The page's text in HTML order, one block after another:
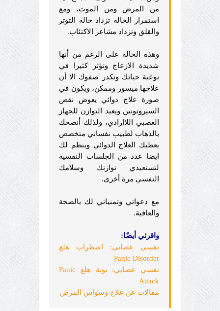
من المرض ومن الموت، ومع
استمرار الحالة تزداد حالة التوتر
والقلق وتزداد مشاعر الاكتئاب.
وهذه الحالة على الرغم من أنها
شديدة الازعاج وتؤثر كثيرا في
نوعية حياتك وتكدر صفوك الا أن
علاجها ميسور وممكن، ويكون في
صورة علاج دوائي يعوض نقص
السيروتونين ويعيد التوازن للجهاز
العصبي اللاإرادي، ولذلك أنصحك
بالذهاب لطبيب نفساني متخصص
يعطيك العلاج الدوائي وينظم لك
ايضا عدد من الجلسات النفسية
لتستعيدي توازنك وسلامك
النفسي مرة أخرى.
مع دعواتي وتمنياتي لك بالصحة
والعافية.
واقرئي أيضًا:
نفسي عصابي: اضطراب هلع
Panic Disorder
نفسي عصابي: نوبة هلع Panic
Attack
مقالات عن علاج وسواس المرض